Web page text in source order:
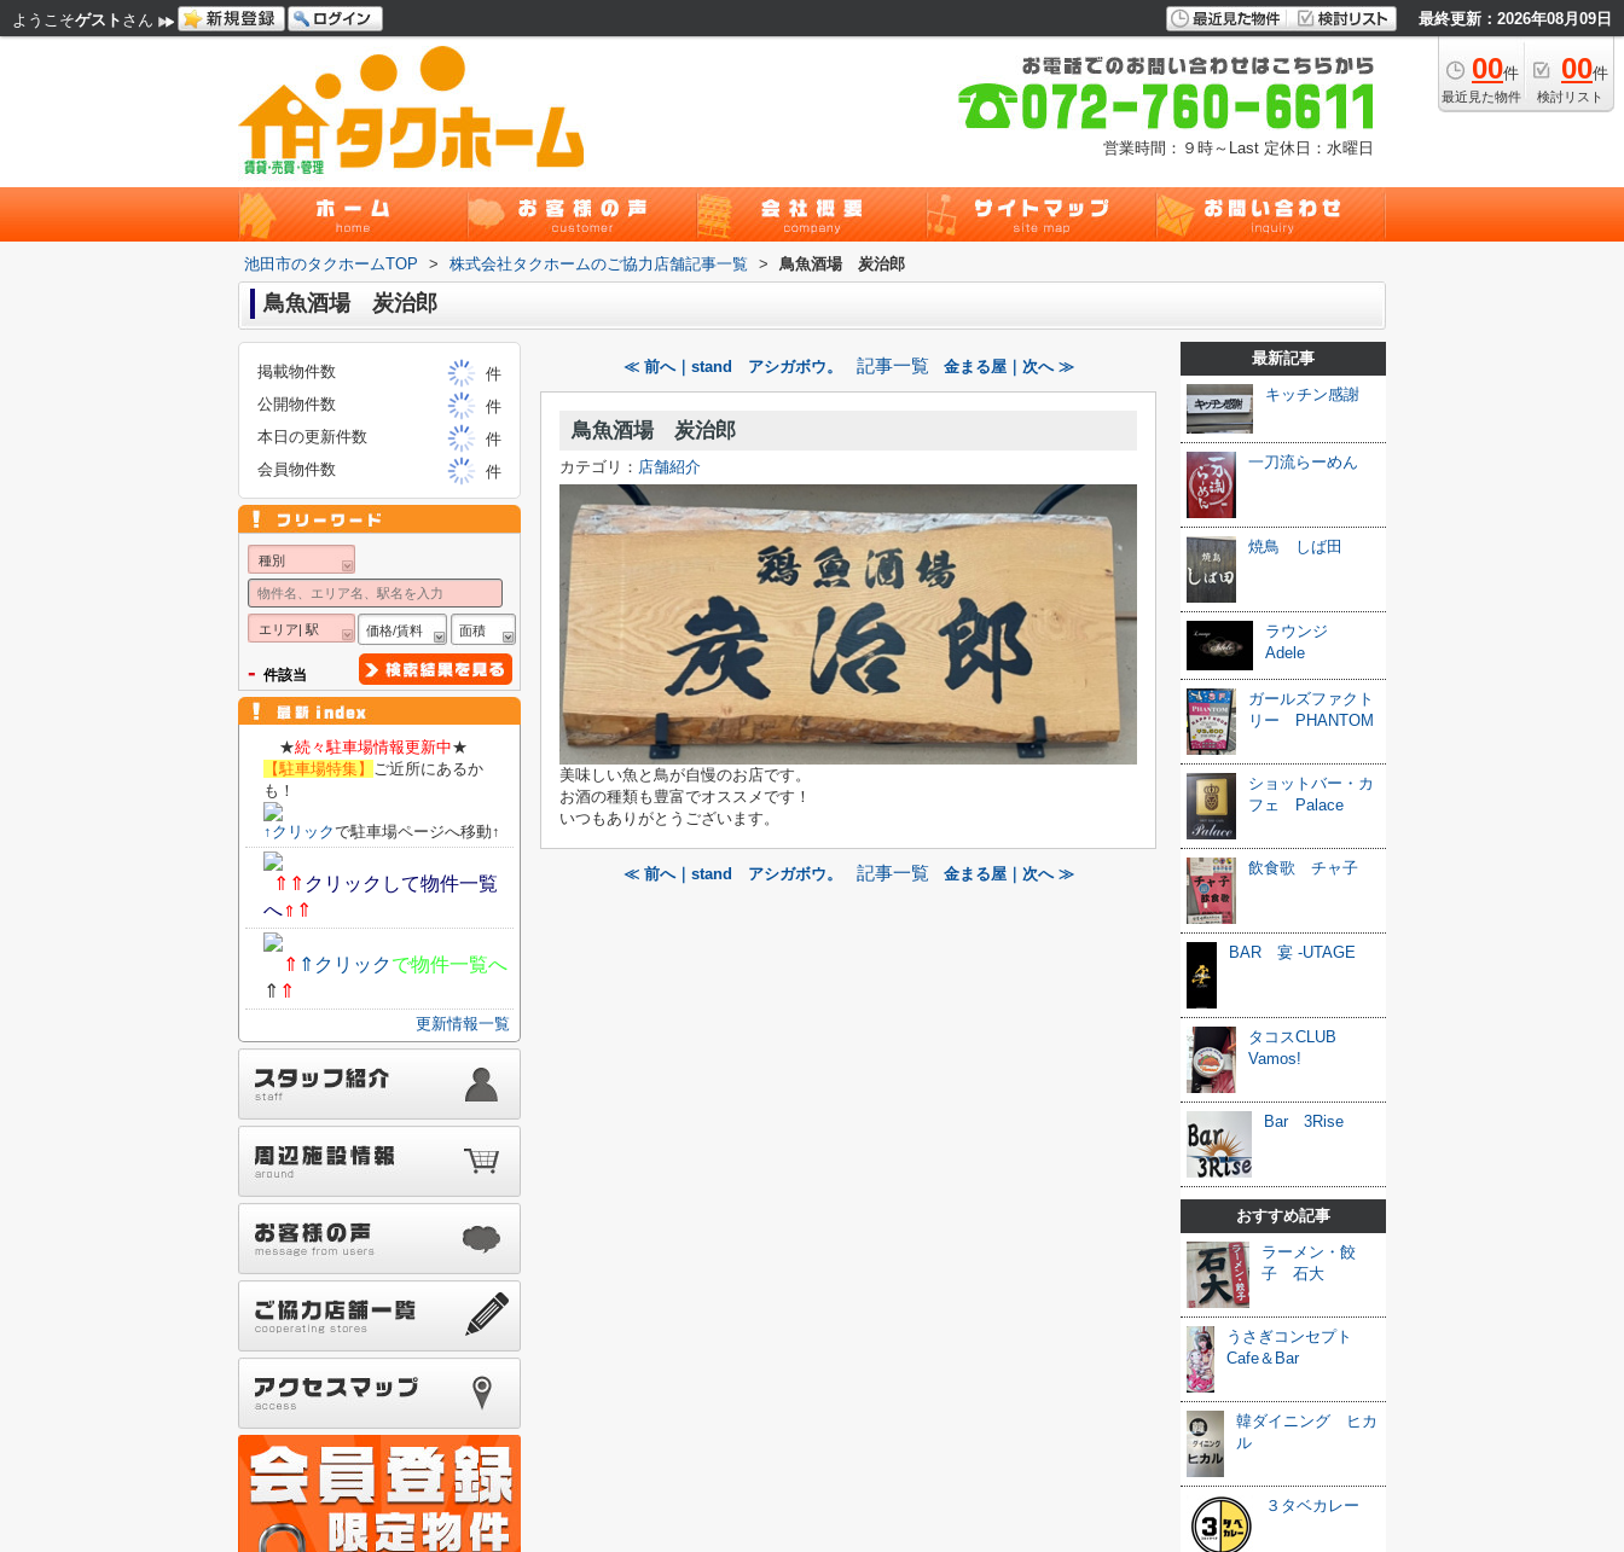
ようこそゲスト さん 最終更新：2026年08月09日
00件
最近見た物件
00件
検討リスト
営業時間：９時～Last 定休日：水曜日
池田市のタクホームTOP > 株式会社タクホームのご協力店舗記事一覧 > 鳥魚酒場 炭治郎
鳥魚酒場 炭治郎
≪ 前へ｜stand アシガボウ。 記事一覧 金まる屋｜次へ ≫
鳥魚酒場 炭治郎
カテゴリ： 店舗紹介
美味しい魚と鳥が自慢のお店です。
お酒の種類も豊富でオススメです！
いつもありがとうございます。
≪ 前へ｜stand アシガボウ。 記事一覧 金まる屋｜次へ ≫
最新記事
キッチン感謝
一刀流らーめん
焼鳥 しば田
ラウンジ
Adele
ガールズファクト
リー PHANTOM
ショットバー・カ
フェ Palace
飲食歌 チャ子
BAR 宴 -UTAGE
タコスCLUB
Vamos!
Bar 3Rise
おすすめ記事
ラーメン・餃
子 石大
うさぎコンセプト
Cafe＆Bar
韓ダイニング ヒカ
ル
３タベカレー
掲載物件数
件
公開物件数
件
本日の更新件数
件
会員物件数
件
種別
エリア| 駅 価格/賃料 面積
- 件該当
★続々駐車場情報更新中★
【駐車場特集】 ご近所にあるか
も！
↑ クリックで駐車場ページへ移動↑
⇑⇑ クリックして物件一覧
へ ⇑ ⇑
⇑ ⇑ クリックで物件一覧へ
⇑ ⇑
更新情報一覧